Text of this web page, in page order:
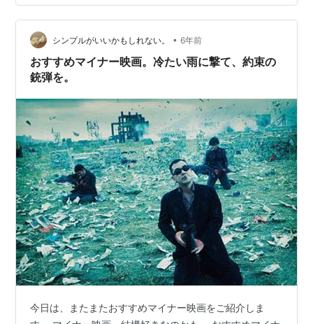
ー映画2選をご紹介しちゃいます。 最近観たお勧めマイ
ナー映画2選。 1.手紙は憶えている www.youtube.com ●
あらすじ● 90歳のゼヴ（クリストファー・プラマー）
は、妻を亡…
シンプルがいいかもしれない。 • 6年前
おすすめマイナー映画。冷たい雨に撃て、約束の
銃弾を。
今日は、またまたおすすめマイナー映画をご紹介しま